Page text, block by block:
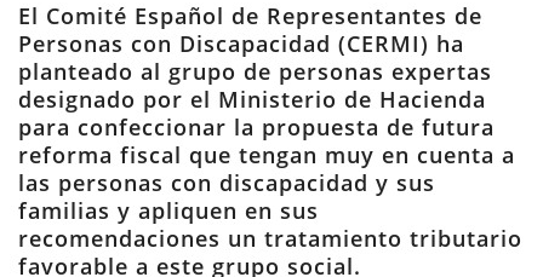
El Comité Español de Representantes de
Personas con Discapacidad (CERMI) ha
planteado al grupo de personas expertas
designado por el Ministerio de Hacienda
para confeccionar la propuesta de futura
reforma fiscal que tengan muy en cuenta a
las personas con discapacidad y sus
familias y apliquen en sus
recomendaciones un tratamiento tributario
favorable a este grupo social.